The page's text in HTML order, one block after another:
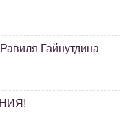
Гайнутдина